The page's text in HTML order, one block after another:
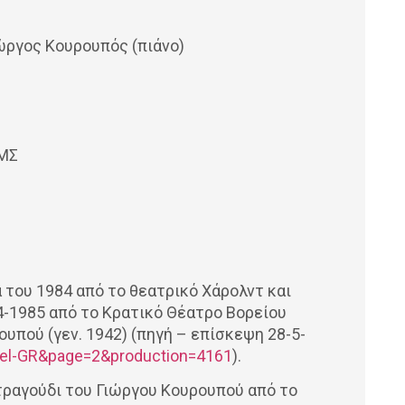
Κουρουπός (πιάνο)
1984 από το θεατρικό Χάρολντ και
από το Κρατικό Θέατρο Βορείου
(γεν. 1942) (πηγή – επίσκεψη 28-5-
GR&page=2&production=4161).
του Γιώργου Κουρουπού από το